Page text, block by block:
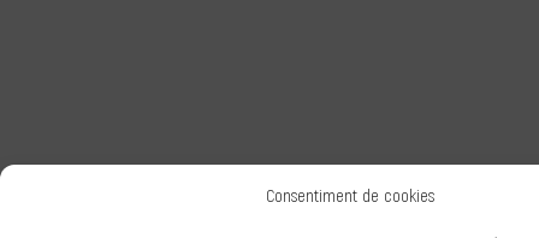
Consentiment de cookies